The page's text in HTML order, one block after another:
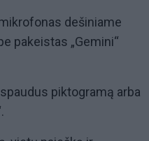
dešiniame
pakeistas „Gemini“
piktogramą arba